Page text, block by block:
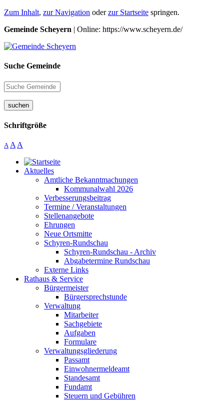
Zum Inhalt, zur Navigation oderzur Startseite springen.
Gemeinde Scheyern | Online: https://www.scheyern.de/
Suche Gemeinde
suchen
Schriftgröße
A A A
Aktuelles
Amtliche Bekanntmachungen
Kommunalwahl 2026
Verbesserungsbeitrag
Termine / Veranstaltungen
Stellenangebote
Ehrungen
Neue Ortsmitte
Schyren-Rundschau
Schyren-Rundschau - Archiv
Abgabetermine Rundschau
Externe Links
Rathaus & Service
Bürgermeister
Bürgersprechstunde
Verwaltung
Mitarbeiter
Sachgebiete
Aufgaben
Formulare
Verwaltungsgliederung
Passamt
Einwohnermeldeamt
Standesamt
Fundamt
Steuern und Gebühren